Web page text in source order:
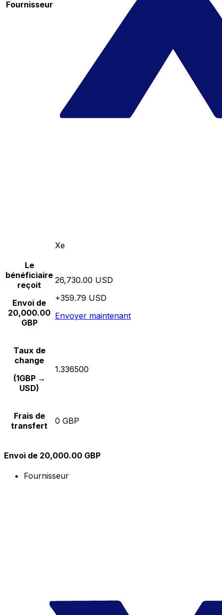
Fournisseur
Xe
Le
bénéficiaire
reçoit
Envoi de
20,000.00
GBP
26,730.00 USD
+359.79 USD
Envoyer maintenant
Taux de
change
(1GBP →
USD)
1.336500
Frais de
transfert
0 GBP
Envoi de 20,000.00 GBP
Fournisseur